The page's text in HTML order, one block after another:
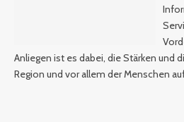
Anliegen ist es dabei, die Stärken und
Region und vor allem der Menschen